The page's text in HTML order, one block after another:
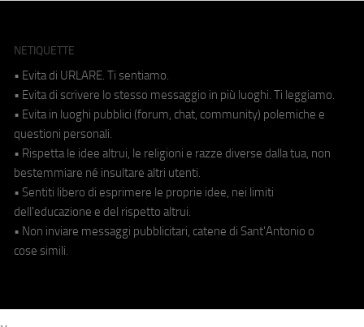
NETIQUETTE
• Evita di URLARE. Ti sentiamo.
• Evita di scrivere lo stesso messaggio in più luoghi. Ti leggiamo.
• Evita in luoghi pubblici (forum, chat, community) polemiche e
questioni personali.
• Rispetta le idee altrui, le religioni e razze diverse dalla tua, non
bestemmiare né insultare altri utenti.
• Sentiti libero di esprimere le proprie idee, nei limiti
dell'educazione e del rispetto altrui.
• Non inviare messaggi pubblicitari, catene di Sant'Antonio o
cose simili.